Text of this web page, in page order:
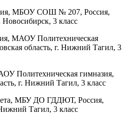
МБОУ СОШ № 207, Россия,
Новосибирск, 3 класс
МАОУ Политехническая
область, г. Нижний Тагил, 3
Политехническая гимназия,
г. Нижний Тагил, 3 класс
МБУ ДО ГДДЮТ, Россия,
Тагил, 3 класс